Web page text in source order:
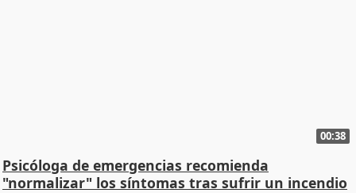
00:38
Psicóloga de emergencias recomienda
"normalizar" los síntomas tras sufrir un incendio